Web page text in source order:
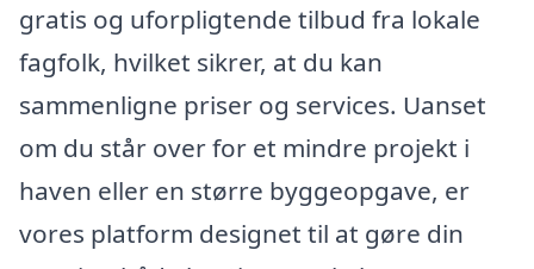
gratis og uforpligtende tilbud fra lokale
fagfolk, hvilket sikrer, at du kan
sammenligne priser og services. Uanset
om du står over for et mindre projekt i
haven eller en større byggeopgave, er
vores platform designet til at gøre din